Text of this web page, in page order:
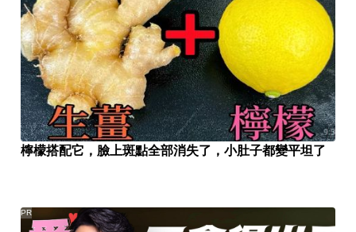
檸檬搭配它，臉上斑點全部消失了，小肚子都變平坦了
PR